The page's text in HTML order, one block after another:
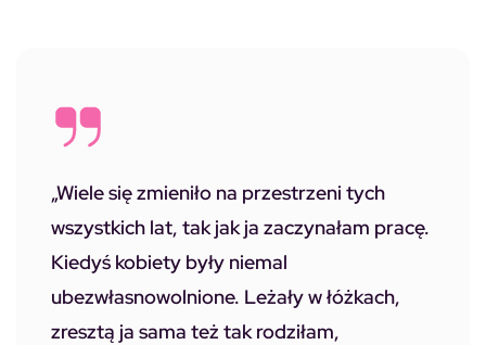
„Wiele się zmieniło na przestrzeni tych
wszystkich lat, tak jak ja zaczynałam pracę.
Kiedyś kobiety były niemal
ubezwłasnowolnione. Leżały w łóżkach,
zresztą ja sama też tak rodziłam,